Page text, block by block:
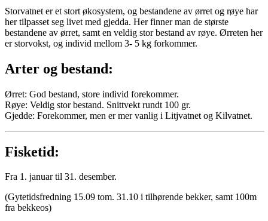
Storvatnet er et stort økosystem, og bestandene av ørret og røye har
her tilpasset seg livet med gjedda. Her finner man de største
bestandene av ørret, samt en veldig stor bestand av røye. Ørreten her
er storvokst, og individ mellom 3- 5 kg forkommer.
Arter og bestand:
Ørret: God bestand, store individ forekommer.
Røye: Veldig stor bestand. Snittvekt rundt 100 gr.
Gjedde: Forekommer, men er mer vanlig i Litjvatnet og Kilvatnet.
Fisketid:
Fra 1. januar til 31. desember.
(Gytetidsfredning 15.09 tom. 31.10 i tilhørende bekker, samt 100m
fra bekkeos)